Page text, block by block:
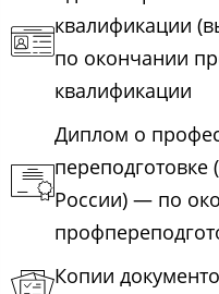
квалификации
по окончании
квалификации
Диплом о
России) — по
Копии